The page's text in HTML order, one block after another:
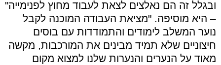
ובגלל זה הם נאלצים לצאת לעבוד מחוץ לפנימייה"
– היא מוסיפה. "מציאת העבודה המוכנה לקבל
נוער המשלב לימודים והתמודדות עם בוסים
חיצוניים שלא תמיד מבינים את המורכבות, מקשה
מאוד על הנערים והנערות שלנו למצוא מקום